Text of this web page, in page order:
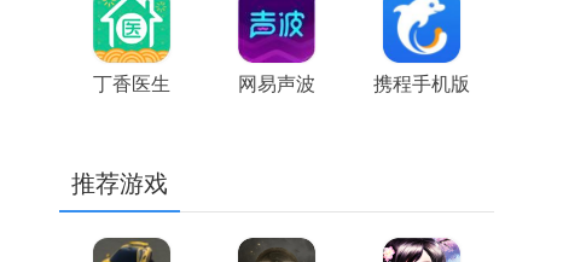
丁香医生 网易声波 携程手机版
推荐游戏